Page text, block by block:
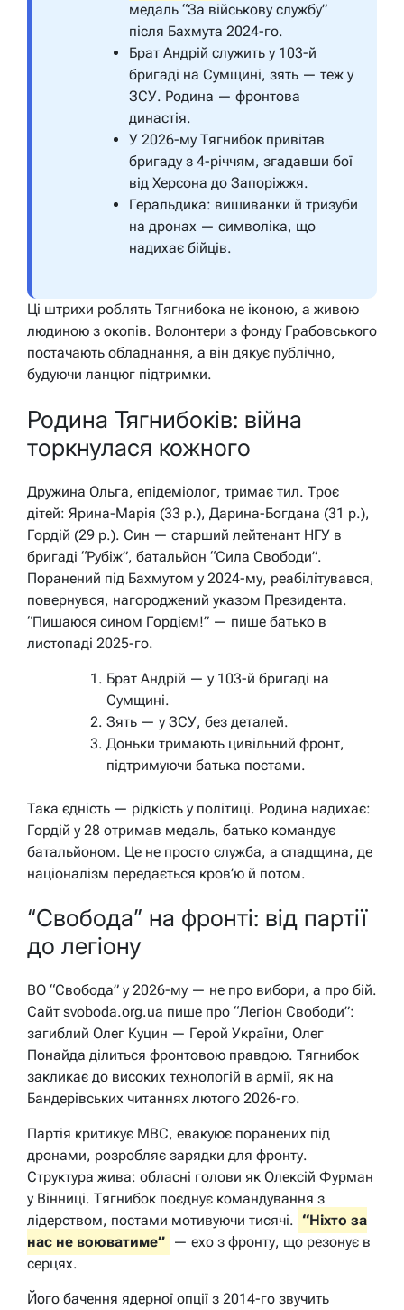
медаль “За військову службу”
після Бахмута 2024-го.
Брат Андрій служить у 103-й
бригаді на Сумщині, зять — теж у
ЗСУ. Родина — фронтова
династія.
У 2026-му Тягнибок привітав
бригаду з 4-річчям, згадавши бої
від Херсона до Запоріжжя.
Геральдика: вишиванки й тризуби
на дронах — символіка, що
надихає бійців.
Ці штрихи роблять Тягнибока не іконою, а живою
людиною з окопів. Волонтери з фонду Грабовського
постачають обладнання, а він дякує публічно,
будуючи ланцюг підтримки.
Родина Тягнибоків: війна
торкнулася кожного
Дружина Ольга, епідеміолог, тримає тил. Троє
дітей: Ярина-Марія (33 р.), Дарина-Богдана (31 р.),
Гордій (29 р.). Син — старший лейтенант НГУ в
бригаді “Рубіж”, батальйон “Сила Свободи”.
Поранений під Бахмутом у 2024-му, реабілітувався,
повернувся, нагороджений указом Президента.
“Пишаюся сином Гордієм!” — пише батько в
листопаді 2025-го.
Брат Андрій — у 103-й бригаді на
Сумщині.
Зять — у ЗСУ, без деталей.
Доньки тримають цивільний фронт,
підтримуючи батька постами.
Така єдність — рідкість у політиці. Родина надихає:
Гордій у 28 отримав медаль, батько командує
батальйоном. Це не просто служба, а спадщина, де
націоналізм передається кров’ю й потом.
“Свобода” на фронті: від партії
до легіону
ВО “Свобода” у 2026-му — не про вибори, а про бій.
Сайт svoboda.org.ua пише про “Легіон Свободи”:
загиблий Олег Куцин — Герой України, Олег
Понайда ділиться фронтовою правдою. Тягнибок
закликає до високих технологій в армії, як на
Бандерівських читаннях лютого 2026-го.
Партія критикує МВС, евакуює поранених під
дронами, розробляє зарядки для фронту.
Структура жива: обласні голови як Олексій Фурман
у Вінниці. Тягнибок поєднує командування з
лідерством, постами мотивуючи тисячі.
“Ніхто за
нас не воюватиме” — ехо з фронту, що резонує в
серцях.
Його бачення ядерної опції з 2014-го звучить